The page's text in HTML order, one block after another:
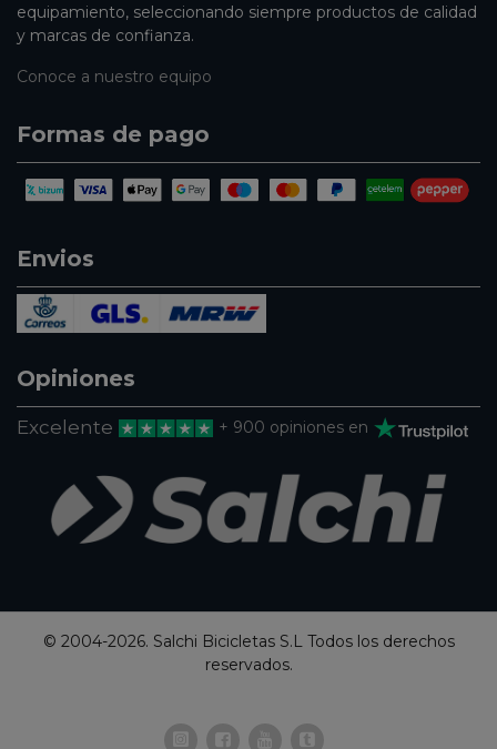
equipamiento, seleccionando siempre productos de calidad
y marcas de confianza.
Conoce a nuestro equipo
Formas de pago
Envios
Opiniones
Excelente + 900 opiniones en
© 2004-2026. Salchi Bicicletas S.L Todos los derechos
reservados.